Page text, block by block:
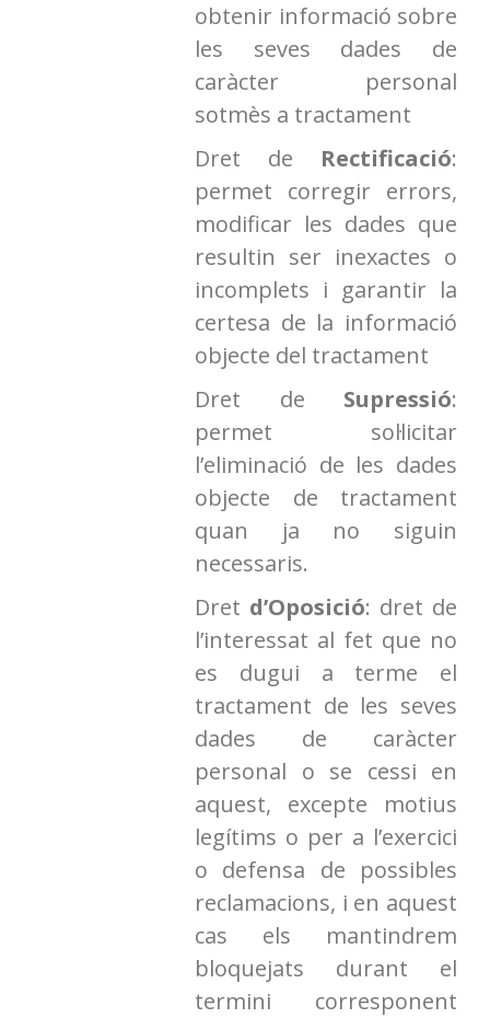
obtenir informació sobre
les seves dades de
caràcter personal
sotmès a tractament
Dret de Rectificació:
permet corregir errors,
modificar les dades que
resultin ser inexactes o
incomplets i garantir la
certesa de la informació
objecte del tractament
Dret de Supressió:
permet sol·licitar
l’eliminació de les dades
objecte de tractament
quan ja no siguin
necessaris.
Dret d’Oposició: dret de
l’interessat al fet que no
es dugui a terme el
tractament de les seves
dades de caràcter
personal o se cessi en
aquest, excepte motius
legítims o per a l’exercici
o defensa de possibles
reclamacions, i en aquest
cas els mantindrem
bloquejats durant el
termini corresponent